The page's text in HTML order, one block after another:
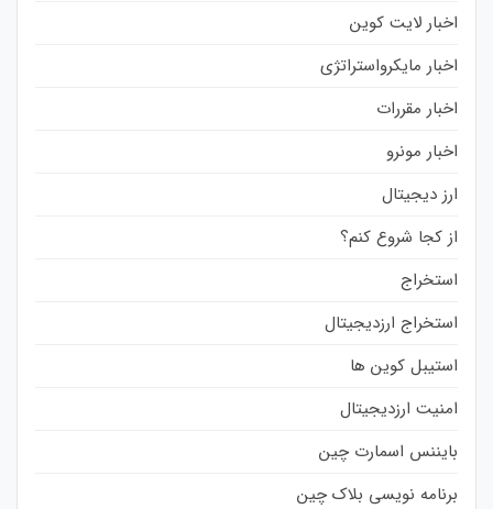
اخبار لایت کوین
اخبار مایکرواستراتژی
اخبار مقررات
اخبار مونرو
ارز دیجیتال
از کجا شروع کنم؟
استخراج
استخراج ارزدیجیتال
استیبل کوین ها
امنیت ارزدیجیتال
بایننس اسمارت چین
برنامه نویسی بلاک چین